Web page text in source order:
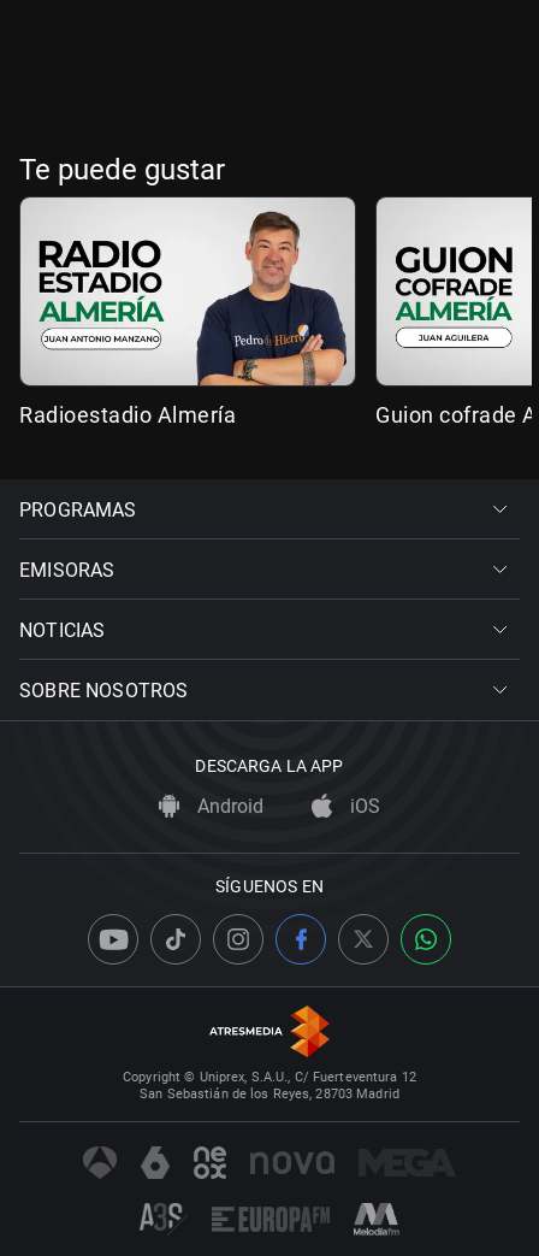
Te puede gustar
Radioestadio Almería Guion cofrade
PROGRAMAS
EMISORAS
NOTICIAS
SOBRE NOSOTROS
DESCARGA LA APP
Android iOS
SÍGUENOS EN
Copyright © Uniprex, S.A.U., C/ Fuerteventura 12
San Sebastián de los Reyes, 28703 Madrid